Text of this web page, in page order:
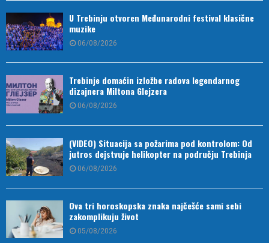
U Trebinju otvoren Međunarodni festival klasične
muzike
06/08/2026
Trebinje domaćin izložbe radova legendarnog
dizajnera Miltona Glejzera
06/08/2026
(VIDEO) Situacija sa požarima pod kontrolom: Od
jutros dejstvuje helikopter na području Trebinja
06/08/2026
Ova tri horoskopska znaka najčešće sami sebi
zakomplikuju život
05/08/2026